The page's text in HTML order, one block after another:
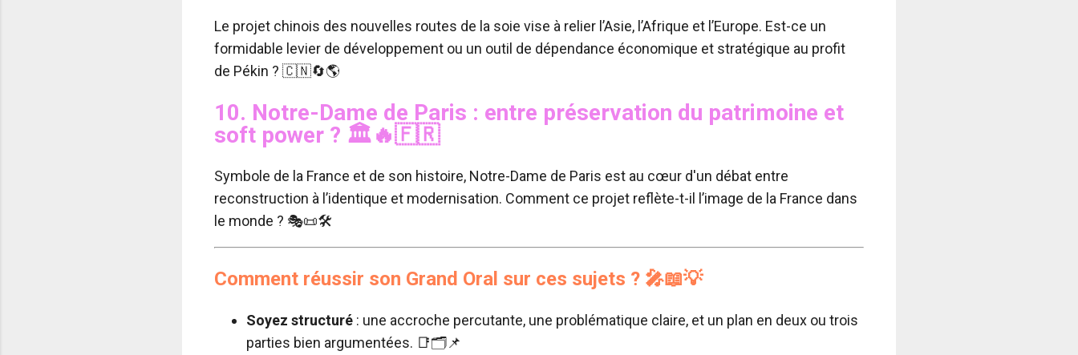
Le projet chinois des nouvelles routes de la soie vise à relier l’Asie, l’Afrique et l’Europe. Est-ce un
formidable levier de développement ou un outil de dépendance économique et stratégique au profit
de Pékin ? 🇨🇳🔄🌎
10. Notre-Dame de Paris : entre préservation du patrimoine et
soft power ? 🏛️🔥🇫🇷
Symbole de la France et de son histoire, Notre-Dame de Paris est au cœur d'un débat entre
reconstruction à l’identique et modernisation. Comment ce projet reflète-t-il l’image de la France dans
le monde ? 🎭📜🛠️
Comment réussir son Grand Oral sur ces sujets ? 🎤📖💡
Soyez structuré : une accroche percutante, une problématique claire, et un plan en deux ou trois
parties bien argumentées. 📑🗂️📌